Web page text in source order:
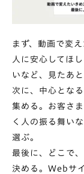
まず、動画で変
人に安心してほ
いなど、見たあ
次に、中心とな
集める。お客さ
く人の振る舞い
選ぶ。
最後に、どこで
決める。Webサ